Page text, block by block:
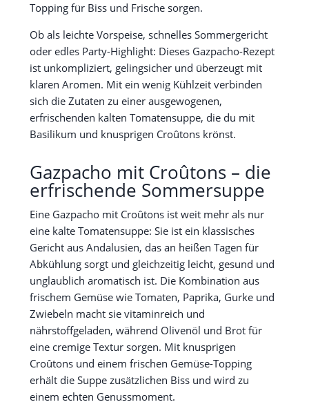
Topping für Biss und Frische sorgen.
Ob als leichte Vorspeise, schnelles Sommergericht
oder edles Party-Highlight: Dieses Gazpacho-Rezept
ist unkompliziert, gelingsicher und überzeugt mit
klaren Aromen. Mit ein wenig Kühlzeit verbinden
sich die Zutaten zu einer ausgewogenen,
erfrischenden kalten Tomatensuppe, die du mit
Basilikum und knusprigen Croûtons krönst.
Gazpacho mit Croûtons – die
erfrischende Sommersuppe
Eine Gazpacho mit Croûtons ist weit mehr als nur
eine kalte Tomatensuppe: Sie ist ein klassisches
Gericht aus Andalusien, das an heißen Tagen für
Abkühlung sorgt und gleichzeitig leicht, gesund und
unglaublich aromatisch ist. Die Kombination aus
frischem Gemüse wie Tomaten, Paprika, Gurke und
Zwiebeln macht sie vitaminreich und
nährstoffgeladen, während Olivenöl und Brot für
eine cremige Textur sorgen. Mit knusprigen
Croûtons und einem frischen Gemüse-Topping
erhält die Suppe zusätzlichen Biss und wird zu
einem echten Genussmoment.